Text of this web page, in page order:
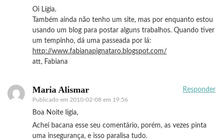
Oi Lígia.
Também ainda não tenho um site, mas por enquanto estou
usando um blog para postar alguns trabalhos. Quando tiver
um tempinho, dá uma passeada por lá:
http://www.fabianapignataro.blogspot.com/
att, Fabiana
Maria Alismar
Publicado em 2010-02-08 em 19:56
Responder
Boa Noite lígia,
Achei bacana esse seu comentário, porém, as vezes pinta
uma insegurança, e isso paralisa tudo.